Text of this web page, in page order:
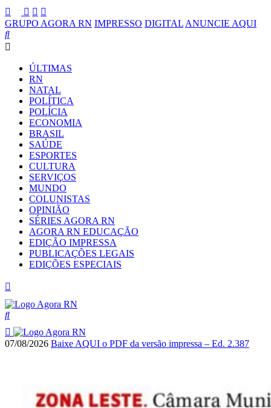
GRUPO AGORA RN IMPRESSO DIGITAL ANUNCIE AQUI
ÚLTIMAS
RN
NATAL
POLÍTICA
POLÍCIA
ECONOMIA
BRASIL
SAÚDE
ESPORTES
CULTURA
SERVIÇOS
MUNDO
COLUNISTAS
OPINIÃO
SÉRIES AGORA RN
AGORA RN EDUCAÇÃO
EDIÇÃO IMPRESSA
PUBLICAÇÕES LEGAIS
EDIÇÕES ESPECIAIS
07/08/2026 Baixe AQUI o PDF da versão impressa – Ed. 2.387